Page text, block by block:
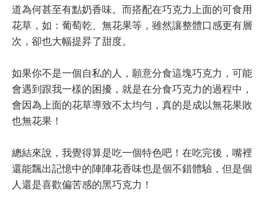
道為何甚至有點奶香味。而搭配在巧克力上面的可食用
花草，如：葡萄乾、無花果等，雖然讓整體口感更有層
次，卻也大幅提昇了甜度。
如果你不是一個自私的人，願意分食這塊巧克力，可能
會遇到跟我一樣的困擾，就是在分食巧克力的過程中，
會因為上面的花草導致不太均勻，真的是成以無花果敗
也無花果！
總結來說，我覺得算是吃一個特色吧！在吃完後，嘴裡
還能飄出記憶中的陣陣花香味也是個不錯體驗，但是個
人還是喜歡偏苦感的黑巧克力！